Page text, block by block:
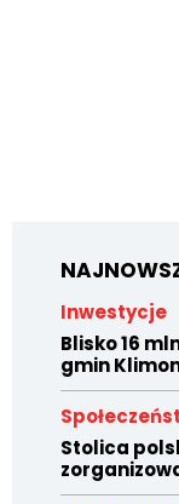
Inwestycje
Blisko 16
gmin
Stolica